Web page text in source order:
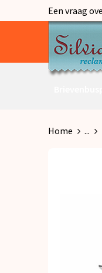
Een vraag
Home ...